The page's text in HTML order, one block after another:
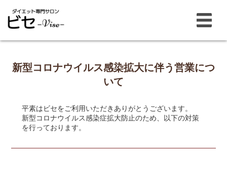
新型コロナウイルス感染拡大に伴う営業につ
いて
平素はビセをご利用いただきありがとうございます。
新型コロナウイルス感染症拡大防止のため、以下の対策
を行っております。